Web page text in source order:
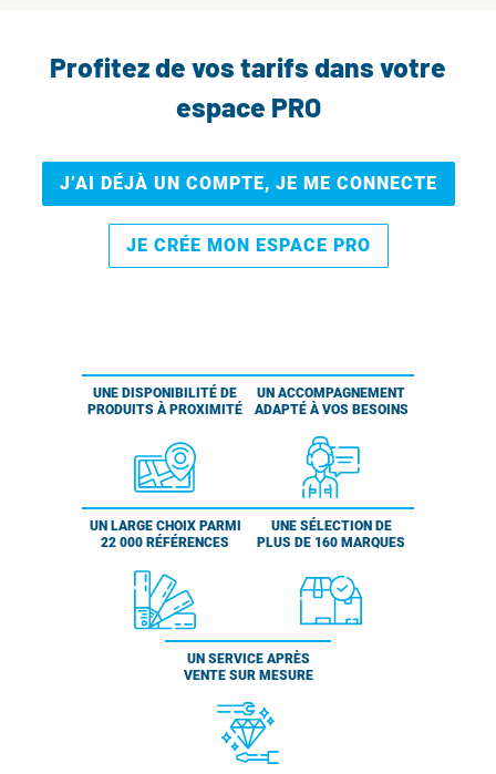
Profitez de vos tarifs dans votre
espace PRO
J’AI DÉJÀ UN COMPTE, JE ME CONNECTE
JE CRÉE MON ESPACE PRO
UNE DISPONIBILITÉ DE
PRODUITS À PROXIMITÉ
UN ACCOMPAGNEMENT
ADAPTÉ À VOS BESOINS
UN LARGE CHOIX PARMI
22 000 RÉFÉRENCES
UNE SÉLECTION DE
PLUS DE 160 MARQUES
UN SERVICE APRÈS
VENTE SUR MESURE